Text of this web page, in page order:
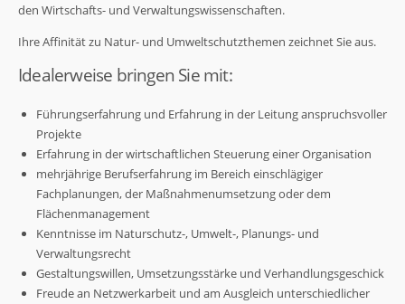
den Wirtschafts- und Verwaltungswissenschaften.
Ihre Affinität zu Natur- und Umweltschutzthemen zeichnet Sie aus.
Idealerweise bringen Sie mit:
Führungserfahrung und Erfahrung in der Leitung anspruchsvoller
Projekte
Erfahrung in der wirtschaftlichen Steuerung einer Organisation
mehrjährige Berufserfahrung im Bereich einschlägiger
Fachplanungen, der Maßnahmenumsetzung oder dem
Flächenmanagement
Kenntnisse im Naturschutz-, Umwelt-, Planungs- und
Verwaltungsrecht
Gestaltungswillen, Umsetzungsstärke und Verhandlungsgeschick
Freude an Netzwerkarbeit und am Ausgleich unterschiedlicher